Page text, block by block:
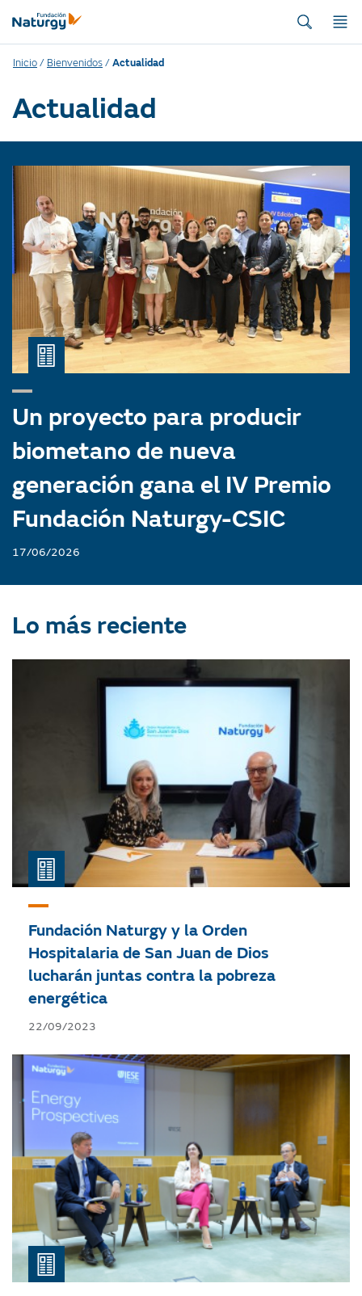
Inicio/ Bienvenidos/Actualidad
Actualidad
Un proyecto para producir
biometano de nueva
generación gana el IV Premio
Fundación Naturgy-CSIC
17/06/2026
Lo más reciente
Fundación Naturgy y la Orden
Hospitalaria de San Juan de Dios
lucharán juntas contra la pobreza
energética
22/09/2023